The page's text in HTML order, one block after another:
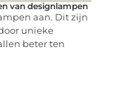
van designlampen
aan. Dit zijn
unieke
beter ten